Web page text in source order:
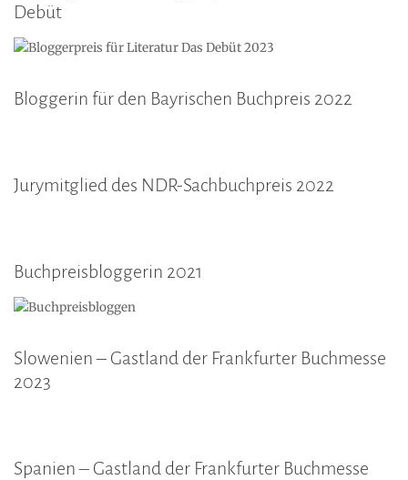
Debüt
Bloggerin für den Bayrischen Buchpreis 2022
Jurymitglied des NDR-Sachbuchpreis 2022
Buchpreisbloggerin 2021
Slowenien – Gastland der Frankfurter Buchmesse
2023
Spanien – Gastland der Frankfurter Buchmesse